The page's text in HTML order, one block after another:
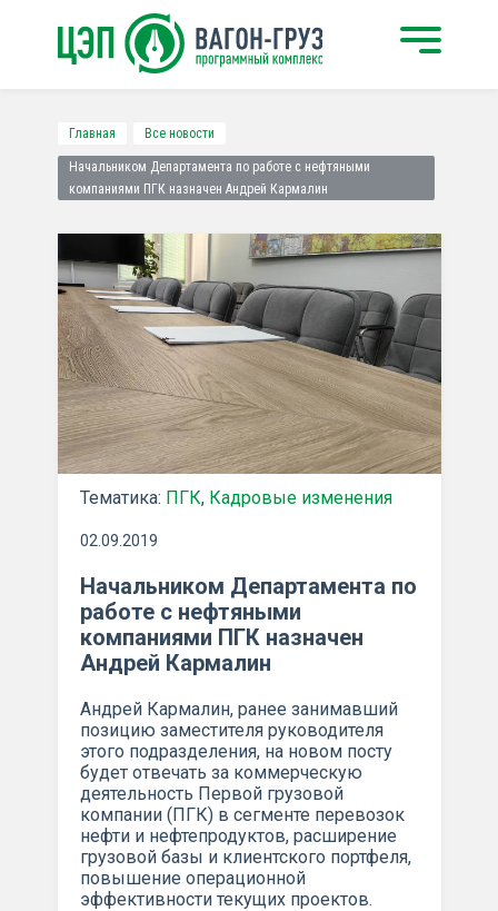
Главная Все новости
Начальником Департамента по работе с нефтяными
компаниями ПГК назначен Андрей Кармалин
Тематика: ПГК, Кадровые изменения
02.09.2019
Начальником Департамента по
работе с нефтяными
компаниями ПГК назначен
Андрей Кармалин
Андрей Кармалин, ранее занимавший
позицию заместителя руководителя
этого подразделения, на новом посту
будет отвечать за коммерческую
деятельность Первой грузовой
компании (ПГК) в сегменте перевозок
нефти и нефтепродуктов, расширение
грузовой базы и клиентского портфеля,
повышение операционной
эффективности текущих проектов.